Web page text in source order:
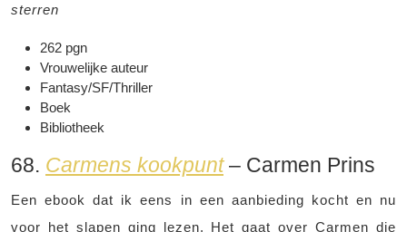
sterren
262 pgn
Vrouwelijke auteur
Fantasy/SF/Thriller
Boek
Bibliotheek
68. Carmens kookpunt– Carmen Prins
Een ebook dat ik eens in een aanbieding kocht en nu
voor het slapen ging lezen. Het gaat over Carmen die